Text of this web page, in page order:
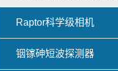
Raptor科学级相机
铟镓砷短波探测器